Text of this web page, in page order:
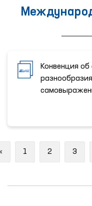
Конвенция
Previous
1 2 3